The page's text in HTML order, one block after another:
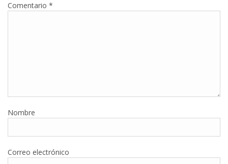
Comentario *
Nombre
Correo electrónico